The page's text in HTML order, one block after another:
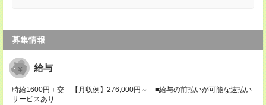
募集情報
給与
時給1600円＋交 【月収例】276,000円～ ■給与の前払いが可能な速払い
サービスあり